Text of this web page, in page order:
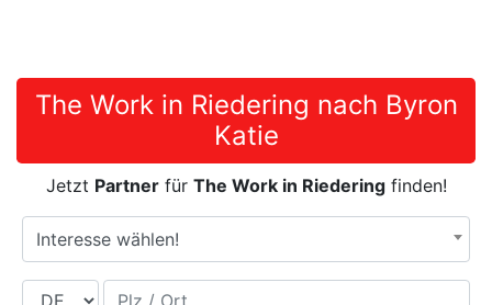
The Work in Riedering nach Byron
Katie
Jetzt Partnerfür The Work in Riederingfinden!
Interesse wählen!
Land Plz / Ort